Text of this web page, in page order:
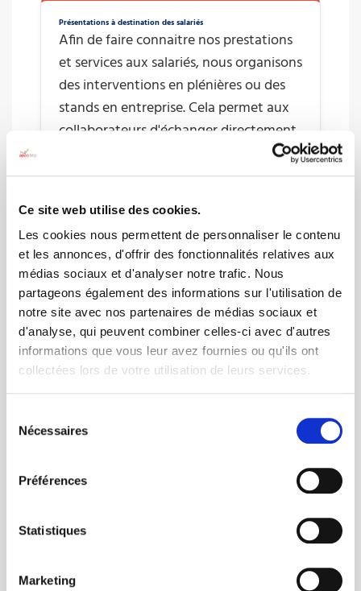
Ce site web utilise des cookies.
Les cookies nous permettent de personnaliser le contenu
et les annonces, d'offrir des fonctionnalités relatives aux
médias sociaux et d'analyser notre trafic. Nous
partageons également des informations sur l'utilisation de
notre site avec nos partenaires de médias sociaux et
d'analyse, qui peuvent combiner celles-ci avec d'autres
informations que vous leur avez fournies ou qu'ils ont
collectées lors de votre utilisation de leurs services.
Nécessaires
Préférences
Statistiques
Marketing
Présentations à destination des salariés
Afin de faire connaitre nos prestations
et services aux salariés, nous organisons
des interventions en plénières ou des
stands en entreprise. Cela permet aux
collaborateurs d'échanger directement
avec les professionnels de l'APAS-BTP.
Vos salariés seront ainsi informés et
l'utilisation et la réservation de nos
offres.
Interventions en CSE ou DUP
Nos équipes peuvent intervenir
directement dans vos réunions pour
présenter les services et proposer
Représentation de l'APAS-BTP sur les évènements organisés par
nos partenaires
de chargés relation est présente aux
nos partenaires afin de promouvoir les